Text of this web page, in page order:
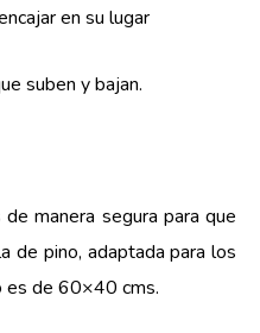
en su lugar
suben y bajan.
manera segura para que
de pino, adaptada para los
es de 60×40 cms.